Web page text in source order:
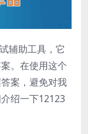
辅助工具，它
。在使用这个
案，避免对我
绍一下12123